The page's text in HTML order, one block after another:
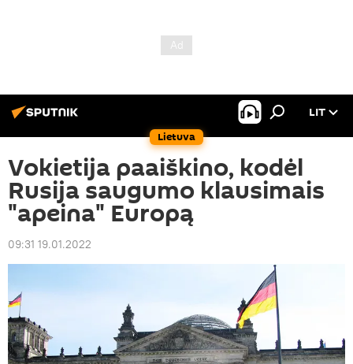
Lietuva
LIT
Vokietija paaiškino, kodėl
Rusija saugumo klausimais
"apeina" Europą
09:31 19.01.2022